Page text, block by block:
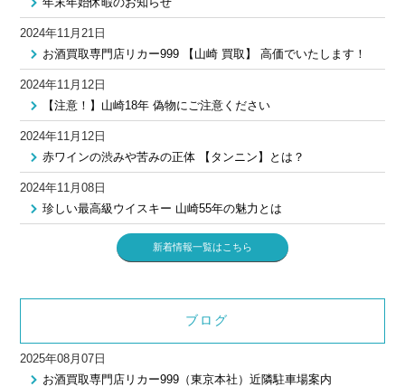
2024年11月21日
お酒買取専門店リカー999 【山崎 買取】 高価でいたします！
2024年11月12日
【注意！】山崎18年 偽物にご注意ください
2024年11月12日
赤ワインの渋みや苦みの正体 【タンニン】とは？
2024年11月08日
珍しい最高級ウイスキー 山崎55年の魅力とは
新着情報一覧はこちら
ブログ
2025年08月07日
お酒買取専門店リカー999（東京本社）近隣駐車場案内